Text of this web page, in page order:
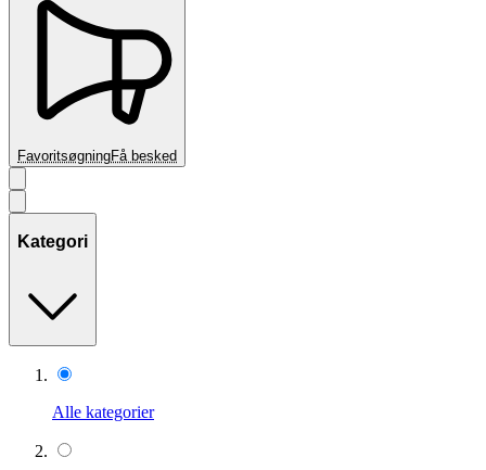
FavoritsøgningFå besked
Kategori
Alle kategorier